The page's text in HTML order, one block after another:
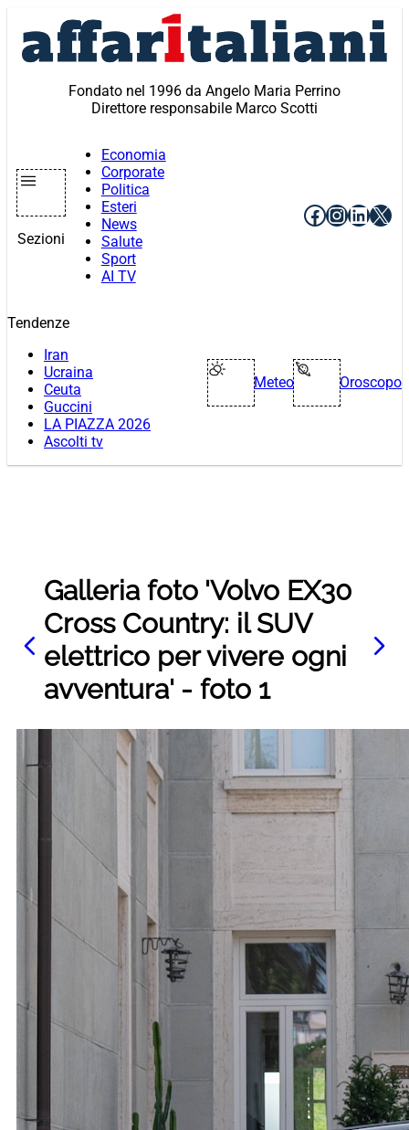
contenuto
Fondato nel 1996 da Angelo Maria Perrino
Direttore responsabile Marco Scotti
Sezioni
Economia
Corporate
Politica
Esteri
News
Salute
Sport
AI TV
Facebook
X
Tendenze
Iran
Ucraina
Ceuta
Guccini
LA PIAZZA 2026
Ascolti tv
Meteo Oroscopo
Galleria foto 'Volvo EX30
Cross Country: il SUV
elettrico per vivere ogni
avventura' - foto 1